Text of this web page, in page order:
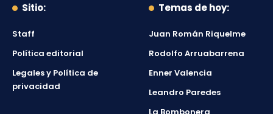
Sitio:
Staff
Política editorial
Legales y Política de
privacidad
Temas de hoy:
Juan Román Riquelme
Rodolfo Arruabarrena
Enner Valencia
Leandro Paredes
La Bombonera